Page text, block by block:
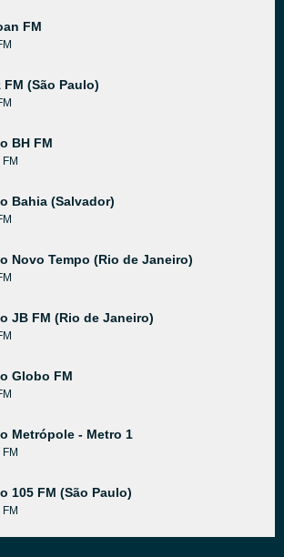
FM
FM (São Paulo)
BH FM
Bahia (Salvador)
Novo Tempo (Rio de Janeiro)
JB FM (Rio de Janeiro)
Globo FM
Metrópole - Metro 1
105 FM (São Paulo)